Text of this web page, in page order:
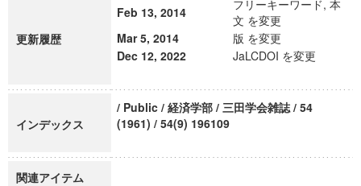
更新履歴
Feb 13, 2014
フリーキーワード, 本
文 を変更
Mar 5, 2014
版 を変更
Dec 12, 2022
JaLCDOI を変更
インデックス
/ Public / 経済学部 / 三田学会雑誌 / 54
(1961) / 54(9) 196109
関連アイテム